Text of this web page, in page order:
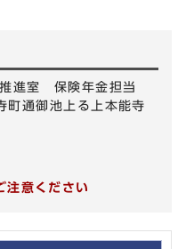
進室 保険年金担当
通御池上る上本能寺
注意ください